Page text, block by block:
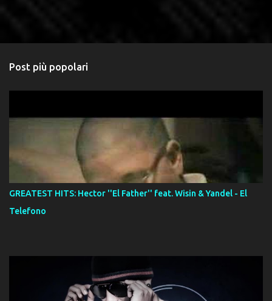
Post più popolari
GREATEST HITS: Hector ''El Father'' feat. Wisin & Yandel - El
Telefono